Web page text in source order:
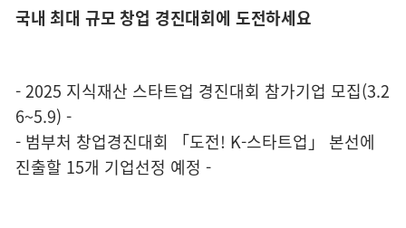
국내 최대 규모 창업 경진대회에 도전하세요
- 2025 지식재산 스타트업 경진대회 참가기업 모집(3.2
6~5.9) -
- 범부처 창업경진대회 「도전! K-스타트업」 본선에
진출할 15개 기업선정 예정 -